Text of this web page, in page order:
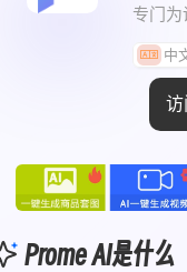
专门
中
访
Prome AI是什么